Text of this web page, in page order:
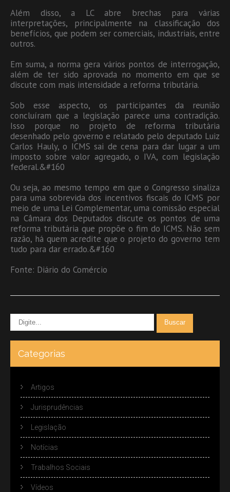
Além disso, a LC abre brechas para várias
interpretações, principalmente na classificação dos
benefícios, que podem ser comerciais, industriais, entre
outros.
Em suma, a norma gera vários pontos de interrogação,
além de ter sido aprovada no momento em que se
discute com mais intensidade a reforma tributária.
Sob esse aspecto, os participantes da reunião
concluíram que a legislação parece uma contradição.
Isso porque no projeto de reforma tributária
desenhado pelo governo e relatado pelo deputado Luiz
Carlos Hauly, o ICMS sai de cena para dar lugar a um
imposto sobre valor agregado, o IVA, com legislação
federal.&#160
Ou seja, ao mesmo tempo em que o Congresso sinaliza
para uma sobrevida dos incentivos fiscais do ICMS por
meio de uma Lei Complementar, uma comissão especial
na Câmara dos Deputados discute os pontos de uma
reforma tributária que propõe o fim do ICMS. Não sem
razão, há quem acredite que o projeto do governo tem
tudo para dar errado.&#160
Fonte: Diário do Comércio
Categorias
Artigos
Jurisprudências
Legislação
Notícias
Trabalhos Sociais
Vídeos